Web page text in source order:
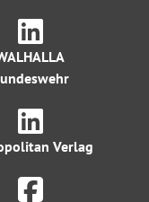
Verlag